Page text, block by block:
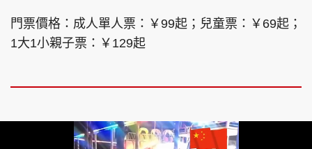
門票價格：成人單人票：￥99起；兒童票：￥69起；
1大1小親子票：￥129起